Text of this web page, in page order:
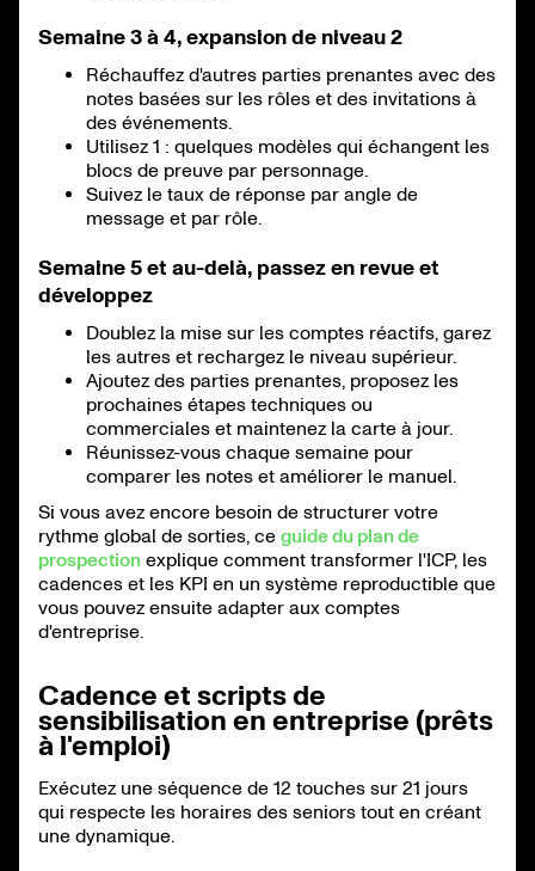
Semaine 3 à 4, expansion de niveau 2
Réchauffez d'autres parties prenantes avec des
notes basées sur les rôles et des invitations à
des événements.
Utilisez 1 : quelques modèles qui échangent les
blocs de preuve par personnage.
Suivez le taux de réponse par angle de
message et par rôle.
Semaine 5 et au-delà, passez en revue et
développez
Doublez la mise sur les comptes réactifs, garez
les autres et rechargez le niveau supérieur.
Ajoutez des parties prenantes, proposez les
prochaines étapes techniques ou
commerciales et maintenez la carte à jour.
Réunissez-vous chaque semaine pour
comparer les notes et améliorer le manuel.
Si vous avez encore besoin de structurer votre
rythme global de sorties, ce guide du plan de
prospection explique comment transformer l'ICP, les
cadences et les KPI en un système reproductible que
vous pouvez ensuite adapter aux comptes
d'entreprise.
Cadence et scripts de
sensibilisation en entreprise (prêts
à l'emploi)
Exécutez une séquence de 12 touches sur 21 jours
qui respecte les horaires des seniors tout en créant
une dynamique.